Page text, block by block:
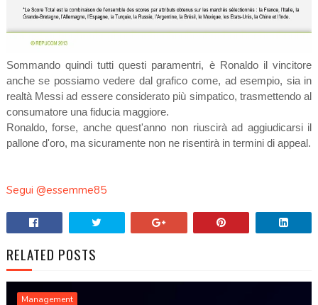
Sommando quindi tutti questi paramentri, è Ronaldo il vincitore
anche se possiamo vedere dal grafico come, ad esempio, sia in
realtà Messi ad essere considerato più simpatico, trasmettendo al
consumatore una fiducia maggiore.
Ronaldo, forse, anche quest'anno non riuscirà ad aggiudicarsi il
pallone d'oro, ma sicuramente non ne risentirà in termini di appeal.
Segui @essemme85
RELATED POSTS
Management